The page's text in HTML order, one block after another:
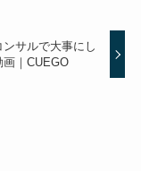
ンサルで大事にし
画｜CUEGO